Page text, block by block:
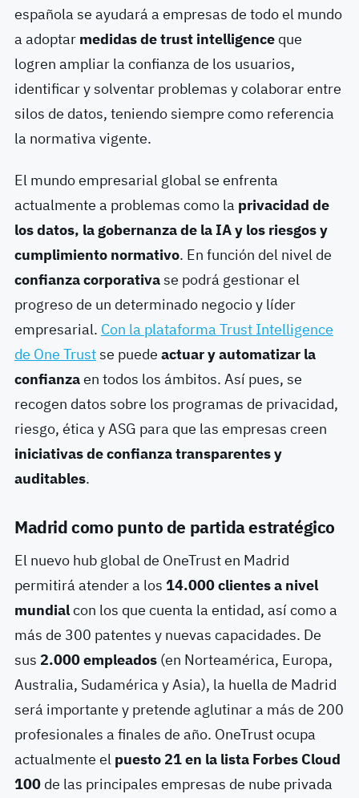
española se ayudará a empresas de todo el mundo
a adoptar medidas de trust intelligenceque
logren ampliar la confianza de los usuarios,
identificar y solventar problemas y colaborar entre
silos de datos, teniendo siempre como referencia
la normativa vigente.
El mundo empresarial global se enfrenta
actualmente a problemas como la privacidad de
los datos, la gobernanza de la IA y los riesgos y
cumplimiento normativo. En función del nivel de
confianza corporativase podrá gestionar el
progreso de un determinado negocio y líder
empresarial. Con la plataforma Trust Intelligence
de One Trustse puede actuar y automatizar la
confianzaen todos los ámbitos. Así pues, se
recogen datos sobre los programas de privacidad,
riesgo, ética y ASG para que las empresas creen
iniciativas de confianza transparentes y
auditables.
Madrid como punto de partida estratégico
El nuevo hub global de OneTrust en Madrid
permitirá atender a los 14.000 clientes a nivel
mundialcon los que cuenta la entidad, así como a
más de 300 patentes y nuevas capacidades. De
sus 2.000 empleados(en Norteamérica, Europa,
Australia, Sudamérica y Asia), la huella de Madrid
será importante y pretende aglutinar a más de 200
profesionales a finales de año. OneTrust ocupa
actualmente el puesto 21 en la lista Forbes Cloud
100 de las principales empresas de nube privada